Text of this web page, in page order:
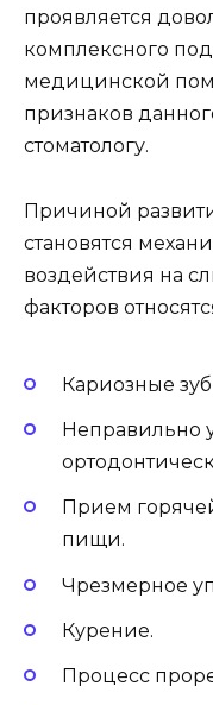
проявляется
комплексного
медицинской
признаков
стоматологу.
Причиной
становятся
воздействия на
факторов
Кариозные
Неправильно
Прием
пищи.
Чрезмерное
Курение.
Процесс